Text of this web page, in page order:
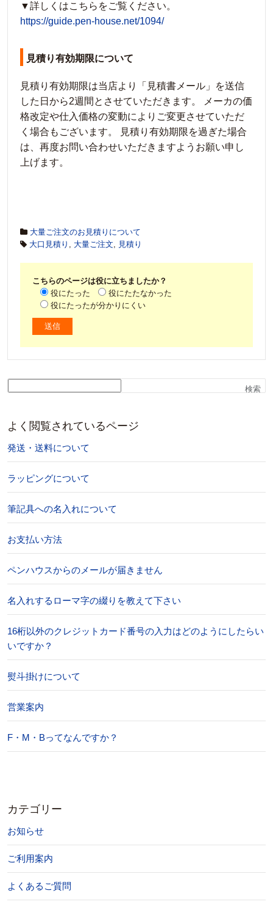
▼詳しくはこちらをご覧ください。
https://guide.pen-house.net/1094/
見積り有効期限について
見積り有効期限は当店より「見積書メール」を送信
した日から2週間とさせていただきます。 メーカの価
格改定や仕入価格の変動によりご変更させていただ
く場合もございます。 見積り有効期限を過ぎた場合
は、再度お問い合わせいただきますようお願い申し
上げます。
大量ご注文のお見積りについて
大口見積り , 大量ご注文, 見積り
こちらのページは役に立ちましたか？
役にたった
役にたたなかった
役にたったが分かりにくい
検索
よく閲覧されているページ
発送・送料について
ラッピングについて
筆記具への名入れについて
お支払い方法
ペンハウスからのメールが届きません
名入れするローマ字の綴りを教えて下さい
16桁以外のクレジットカード番号の入力はどのようにしたらい
いですか？
熨斗掛けについて
営業案内
F・M・Bってなんですか？
カテゴリー
お知らせ
ご利用案内
よくあるご質問